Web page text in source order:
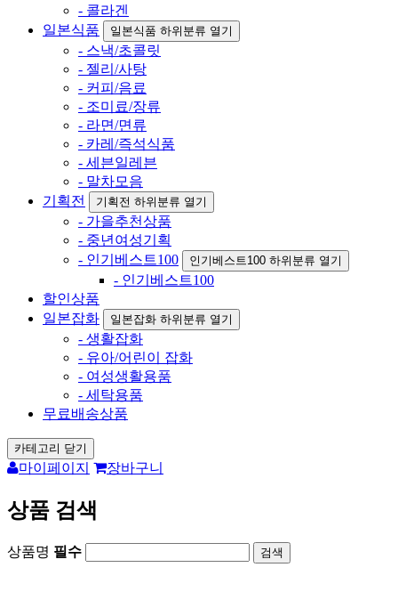
- 콜라겐
일본식품
일본식품 하위분류 열기
- 스낵/초콜릿
- 젤리/사탕
- 커피/음료
- 조미료/장류
- 라면/면류
- 카레/즉석식품
- 세븐일레븐
- 말차모음
기획전
기획전 하위분류 열기
- 가을추천상품
- 중년여성기획
- 인기베스트100
인기베스트100 하위분류 열기
- 인기베스트100
할인상품
일본잡화
일본잡화 하위분류 열기
- 생활잡화
- 유아/어린이 잡화
- 여성생활용품
- 세탁용품
무료배송상품
카테고리 닫기
마이페이지 장바구니
상품 검색
상품명 필수